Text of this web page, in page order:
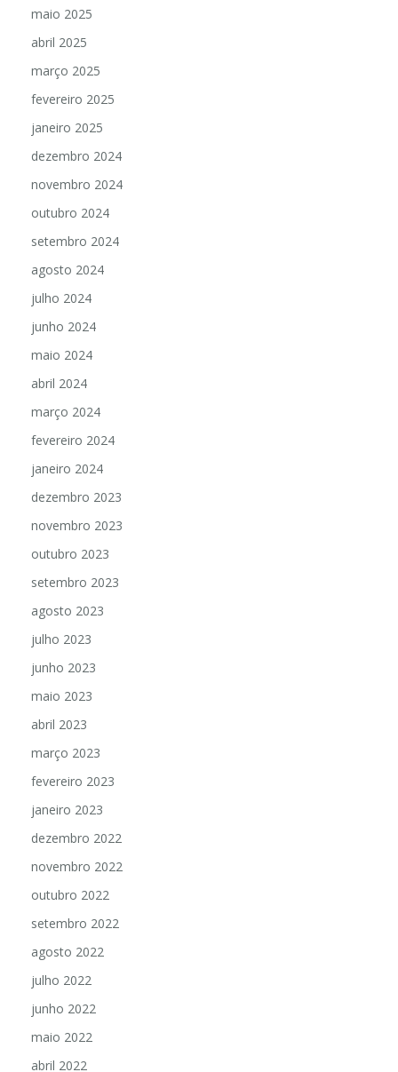
maio 2025
abril 2025
março 2025
fevereiro 2025
janeiro 2025
dezembro 2024
novembro 2024
outubro 2024
setembro 2024
agosto 2024
julho 2024
junho 2024
maio 2024
abril 2024
março 2024
fevereiro 2024
janeiro 2024
dezembro 2023
novembro 2023
outubro 2023
setembro 2023
agosto 2023
julho 2023
junho 2023
maio 2023
abril 2023
março 2023
fevereiro 2023
janeiro 2023
dezembro 2022
novembro 2022
outubro 2022
setembro 2022
agosto 2022
julho 2022
junho 2022
maio 2022
abril 2022